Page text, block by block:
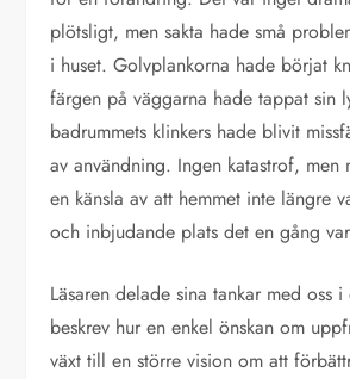
plötsligt, men sakta hade små
i huset. Golvplankorna hade börjat
färgen på väggarna hade tappat sin
badrummets klinkers hade blivit
av användning. Ingen katastrof, men
en känsla av att hemmet inte längre
och inbjudande plats det en gång
Läsaren delade sina tankar med oss
beskrev hur en enkel önskan om
växt till en större vision om att